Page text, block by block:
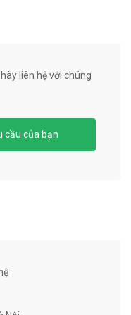
liên hệ với chúng
cầu của bạn